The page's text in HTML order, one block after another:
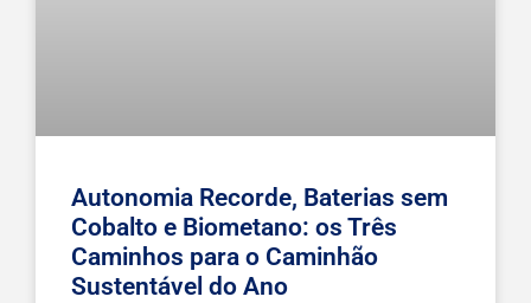
Autonomia Recorde, Baterias sem
Cobalto e Biometano: os Três
Caminhos para o Caminhão
Sustentável do Ano